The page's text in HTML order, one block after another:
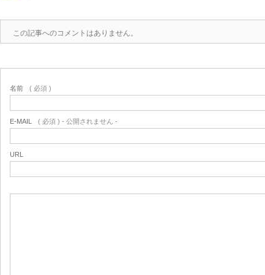
この記事へのコメントはありません。
名前 ( 必須 )
E-MAIL ( 必須 ) - 公開されません -
URL